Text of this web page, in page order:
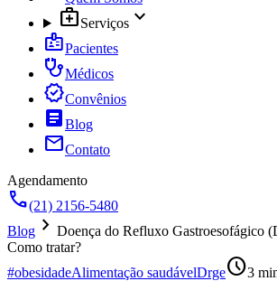
medical_servicesServiçosexpand_more
badgePacientes
stethoscopeMédicos
verifiedConvênios
articleBlog
mailContato
Agendamento
call(21) 2156-5480
Blog chevron_right Doença do Refluxo Gastroesofágico
Como tratar?
#obesidadeAlimentação saudávelDrgeschedule3